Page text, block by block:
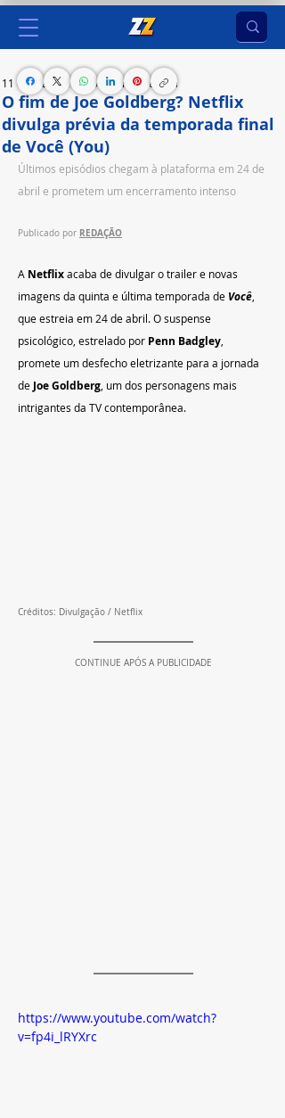
O fim de Joe Goldberg? Netflix
divulga prévia da temporada final
de Você (You)
11 de mar. de 2025 1 min de leitura
Últimos episódios chegam à plataforma em 24 de
abril e prometem um encerramento intenso
Publicado por REDAÇÃO
A Netflix acaba de divulgar o trailer e novas
imagens da quinta e última temporada de Você
que estreia em 24 de abril. O suspense
psicológico, estrelado por Penn Badgley
promete um desfecho eletrizante para a jornada
de Joe Goldberg , um dos personagens mais
intrigantes da TV contemporânea.
Créditos: Divulgação / Netflix
CONTINUE APÓS A PUBLICIDADE
https://www.youtube.com/watch?
v=fp4i_lRYXrc